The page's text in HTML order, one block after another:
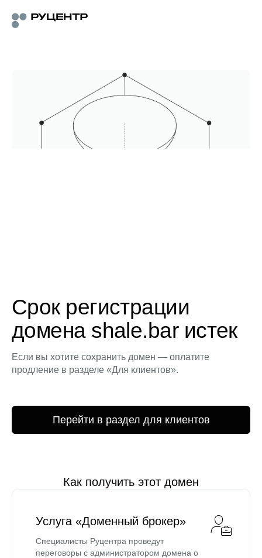
Срок регистрации
домена shale.bar истек
Если вы хотите сохранить домен — оплатите
продление в разделе «Для клиентов».
Перейти в раздел для клиентов
Как получить этот домен
Услуга «Доменный брокер»
Специалисты Руцентра проведут
переговоры с администратором домена о